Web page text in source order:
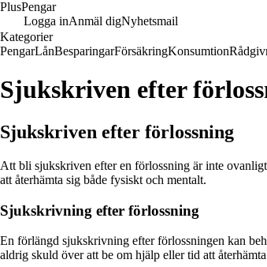
PlusPengar
Logga inAnmäl digNyhetsmail
Kategorier
PengarLånBesparingarFörsäkringKonsumtion
Sjukskriven efter
Sjukskriven efter förlossning
Att bli sjukskriven efter en förlossning är inte
att återhämta sig både fysiskt och mentalt.
Sjukskrivning efter förlossning
En förlängd sjukskrivning efter förlossningen kan
aldrig skuld över att be om hjälp eller tid att